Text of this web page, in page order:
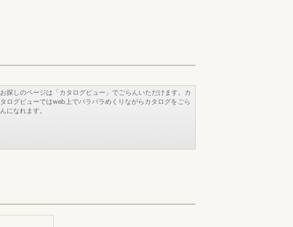
お探しのページは「カタログビュー」でごらんいただけます。カ
タログビューではweb上でパラパラめくりながらカタログをごら
んになれます。